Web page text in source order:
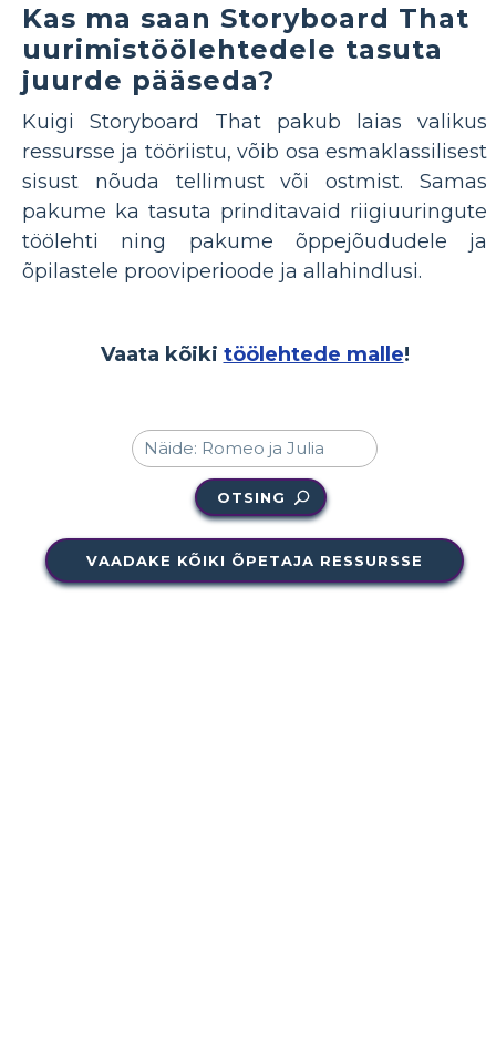
Kas ma saan Storyboard That
uurimistöölehtedele tasuta
juurde pääseda?
Kuigi Storyboard That pakub laias valikus
ressursse ja tööriistu, võib osa esmaklassilisest
sisust nõuda tellimust või ostmist. Samas
pakume ka tasuta prinditavaid riigiuuringute
töölehti ning pakume õppejõududele ja
õpilastele prooviperioode ja allahindlusi.
Vaata kõiki töölehtede malle!
OTSING
VAADAKE KÕIKI ÕPETAJA RESSURSSE